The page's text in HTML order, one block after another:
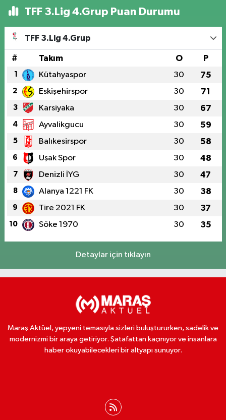
TFF 3.Lig 4.Grup Puan Durumu
TFF 3.Lig 4.Grup
# Takım O P
1 Kütahyaspor 30 75
2 Eskişehirspor 30 71
3 Karsiyaka 30 67
4 Ayvalikgucu 30 59
5 Balıkesirspor 30 58
6 Uşak Spor 30 48
7 Denizli İYG 30 47
8 Alanya 1221 FK 30 38
9 Tire 2021 FK 30 37
10 Söke 1970 30 35
Detaylar için tıklayın
Maraş Aktüel, yepyeni temasıyla sizleri buluştururken, sadelik ve
modernizmi bir araya getiriyor. Şatafattan kaçınıyor ve insanlara
haber okuyabilecekleri bir altyapı sunuyor.